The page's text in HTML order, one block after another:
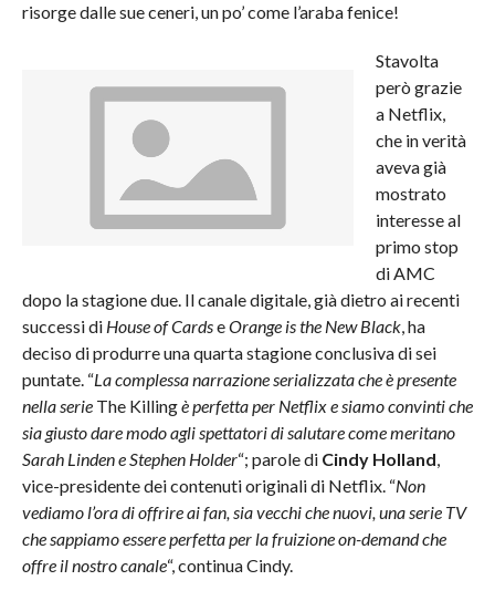
risorge dalle sue ceneri, un po’ come l’araba fenice!
Stavolta
però grazie
a Netflix,
che in verità
aveva già
mostrato
interesse al
primo stop
di AMC
dopo la stagione due. Il canale digitale, già dietro ai recenti
successi di House of CardseOrange is the New Black, ha
deciso di produrre una quarta stagione conclusiva di sei
puntate. “La complessa narrazione serializzata che è presente
nella serie The Killingè perfetta per Netflix e siamo convinti che
sia giusto dare modo agli spettatori di salutare come meritano
Sarah Linden e Stephen Holder“; parole di Cindy Holland,
vice-presidente dei contenuti originali di Netflix. “Non
vediamo l’ora di offrire ai fan, sia vecchi che nuovi, una serie TV
che sappiamo essere perfetta per la fruizione on-demand che
offre il nostro canale“, continua Cindy.